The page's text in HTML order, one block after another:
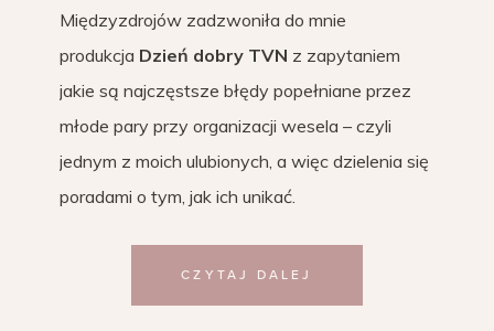
Międzyzdrojów zadzwoniła do mnie
produkcja Dzień dobry TVN z zapytaniem
jakie są najczęstsze błędy popełniane przez
młode pary przy organizacji wesela – czyli
jednym z moich ulubionych, a więc dzielenia się
poradami o tym, jak ich unikać.
CZYTAJ DALEJ